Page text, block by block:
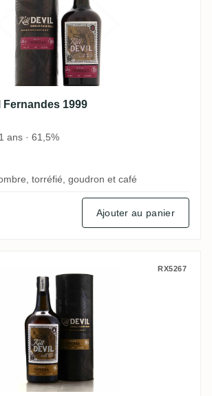
Fernandes 1999
ans · 61,5%
torréfié, goudron et café
Ajouter au panier
Devil 1999 RX5267